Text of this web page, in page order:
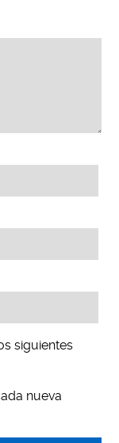
siguientes
nueva